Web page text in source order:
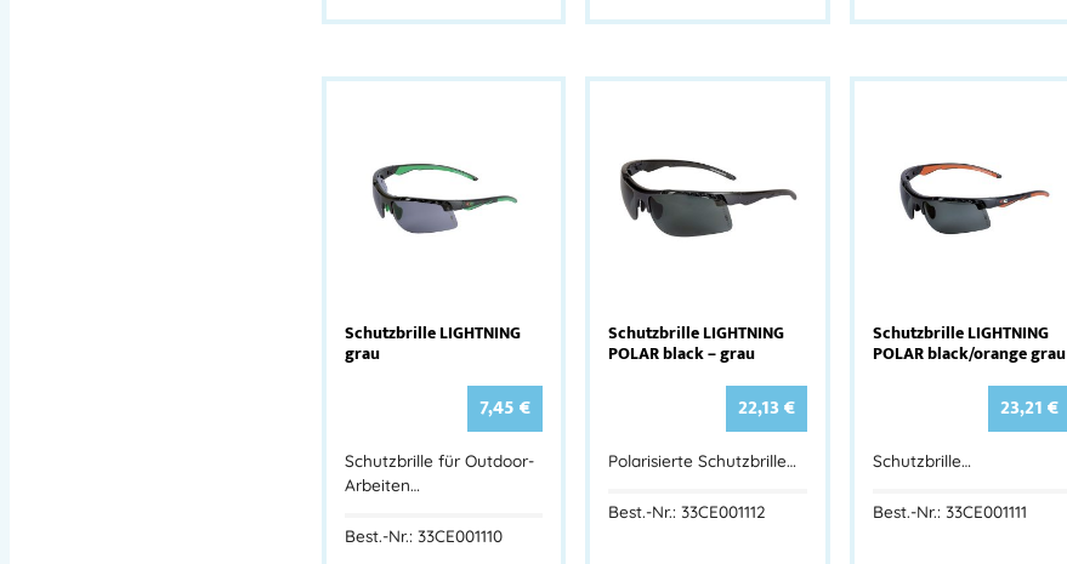
Schutzbrille LIGHTNING
grau
7,45€
Schutzbrille für Outdoor-
Arbeiten…
Best.-Nr.: 33CE001110
Schutzbrille LIGHTNING
POLAR black – grau
22,13€
Polarisierte Schutzbrille…
Best.-Nr.: 33CE001112
Schutzbrille LIGHTNING
POLAR black/orange grau
23,21€
Schutzbrille…
Best.-Nr.: 33CE001111